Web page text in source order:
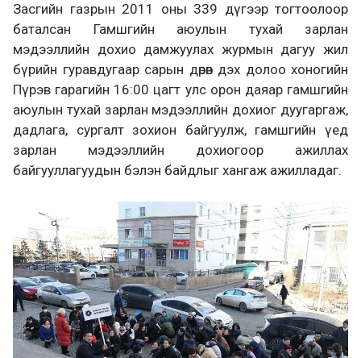
Засгийн газрын 2011 оны 339 дүгээр тогтоолоор
баталсан Гамшгийн аюулын тухай зарлан
мэдээллийн дохио дамжуулах журмын дагуу жил
бүрийн гуравдугаар сарын дөрөв дэх долоо хоногийн
Пүрэв гарагийн 16:00 цагт улс орон даяар гамшгийн
аюулын тухай зарлан мэдээллийн дохиог дуугаргаж,
дадлага, сургалт зохион байгуулж, гамшгийн үед
зарлан мэдээллийн дохиогоор ажиллах
байгууллагуудын бэлэн байдлыг хангаж ажилладаг.